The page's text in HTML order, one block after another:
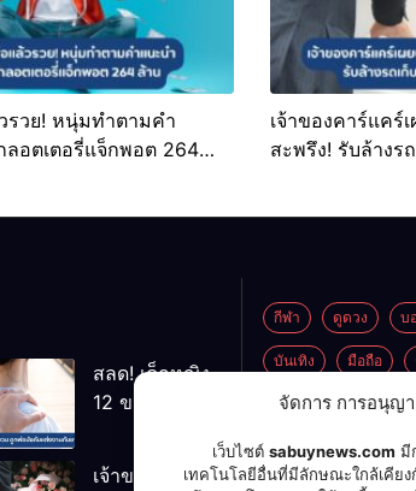
จัดการ การอนุญ
เว็บไซต์ sabuynews.com มี
เทคโนโลยีอื่นที่มีลักษณะใกล้เคียง
รวย! หนุ่มทำตามคำ
อตเตอรี่แจ็กพอต 264
เจ้าของคาร์แคร์
สะพรึง! รับล้างร
สลด! เด็กหญิง
12 ขวบ ถูกพ่อ
เจ้าของคาร์
กีฬา ดูดวง บ
บันเทิง มือถือ
ไลฟ์สไตล์